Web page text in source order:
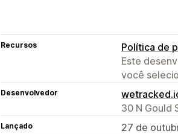
Recursos
Política de
Este
você
Desenvolvedor
30 N Gould
Lançado 27 de